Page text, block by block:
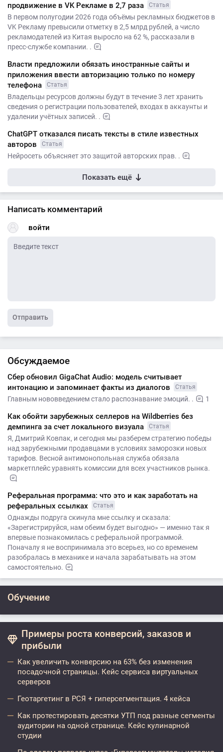
продвижение в VK Рекламе в 2,7 раза
Статья
В первом полугодии 2026 года объёмы рекламных бюджетов в
VK Рекламу превысили отметку в 2,5 млрд рублей, а число
рекламодателей из Китая выросло на 62 %, рассказали в
пресс-службе компании. .
Власти предложили обязать иностранные сайты и
приложения ввести авторизацию только по номеру
телефона
Статья
Владельцы ресурсов должны будут в течение 3 лет хранить
сведения о регистрации пользователей, входах в аккаунты и
удалении учётных записей. .
ChatGPT отказался писать тексты в стиле известных
авторов
Статья
Нейросеть объясняет это защитой авторских прав. .
Показать ещё
Написать комментарий
войти
Отправить
Обсуждаемое
Сбер обновил GigaChat Audio: модель считывает
интонацию и запоминает факты из диалогов
Статья
Главным нововведением стало распознавание эмоций. . 1
Как обойти зарубежных селлеров на Wildberries без
демпинга за счет локального визуала
Статья
Я, Дмитрий Ковпак, и сегодня мы разберем стратегию победы
над зарубежными продавцами в условиях заморозки новых
тарифов. Весной антимонопольная служба обязала
маркетплейс уравнять комиссии для всех участников рынка.
Реферальная программа: что это и как заработать на
реферальных ссылках
Статья
Однажды подруга скинула мне ссылку и сказала:
«Зарегистрируйся, нам обеим будет выгодно» — именно так я
впервые познакомилась с реферальной программой.
Поначалу я не воспринимала это всерьез, но со временем
разобралась в механике и начала зарабатывать на этом
самостоятельно.
Обучение
Примеры роста конверсий, заказов и
прибыли
Как увеличить конверсию на 63% без изменения
посадочной страницы. Кейс сервиса виртуальных
серверов
Геотаргетинг в РСЯ + гиперсегментация. 4 кейса
Как протестировать десятки УТП под разные сегменты
аудитории на одной странице. Кейс кулинарной
студии